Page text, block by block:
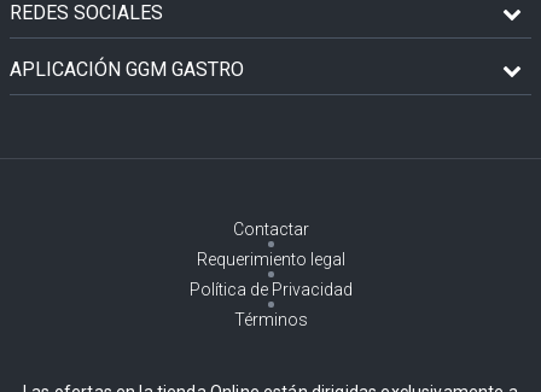
REDES SOCIALES
APLICACIÓN GGM GASTRO
Contactar
Requerimiento legal
Política de Privacidad
Términos